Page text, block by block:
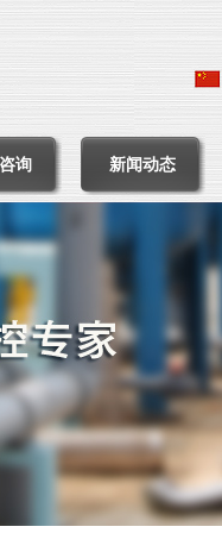
询 新闻动态